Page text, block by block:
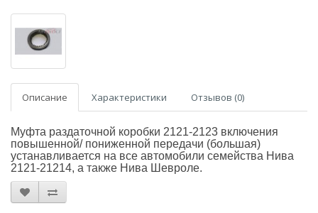
Описание Характеристики Отзывов (0)
Муфта раздаточной коробки 2121-2123 включения
повышенной/ пониженной передачи (большая)
устанавливается на все автомобили семейства Нива
2121-21214, а также Нива Шевроле.